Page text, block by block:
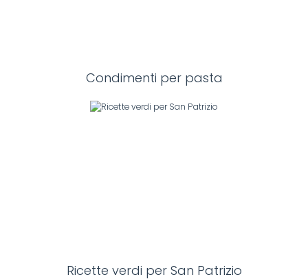
Condimenti per pasta
Ricette verdi per San Patrizio